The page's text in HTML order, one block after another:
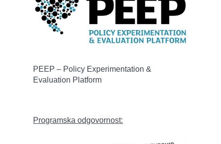
PEEP – Policy Experimentation &
Evaluation Platform
Programska odgovornost: